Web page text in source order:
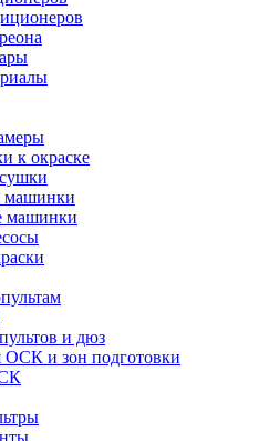
к окраске
машинки
машинки
и дюз
ОСК и зон подготовки